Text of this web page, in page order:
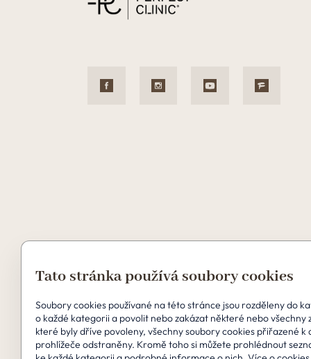
Copyright © 2026 Perfect Clinic
Tato stránka používá soubory cookies
Soubory cookies používané na této stránce jsou rozděleny do
o každé kategorii a povolit nebo zakázat některé nebo všechny
které byly dříve povoleny, všechny soubory cookies přiřazené k
prohlížeče odstraněny. Kromě toho si můžete prohlédnout